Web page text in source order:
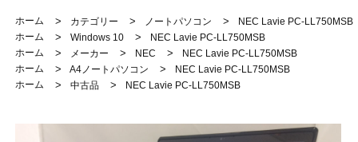
ホーム > カテゴリー > ノートパソコン >
NEC Lavie PC-LL750MSB
ホーム
> Windows 10 >
NEC Lavie PC-LL750MSB
ホーム
> メーカー > NEC >
NEC Lavie PC-LL750MSB
ホーム
> A4ノートパソコン >
NEC Lavie PC-LL750MSB
ホーム
> 中古品 > NEC Lavie PC-LL750MSB